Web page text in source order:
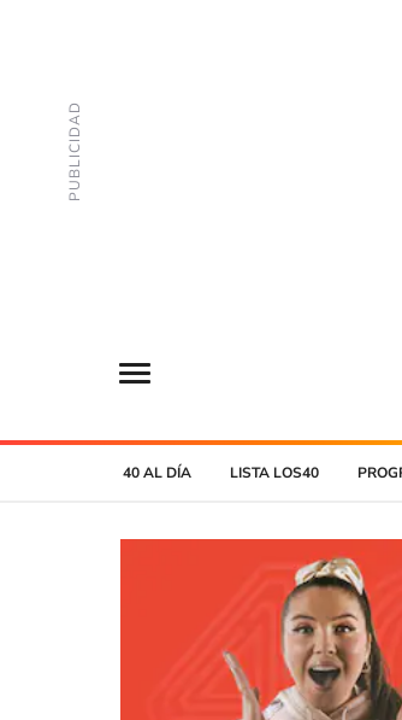
40 AL DÍA LISTA LOS40